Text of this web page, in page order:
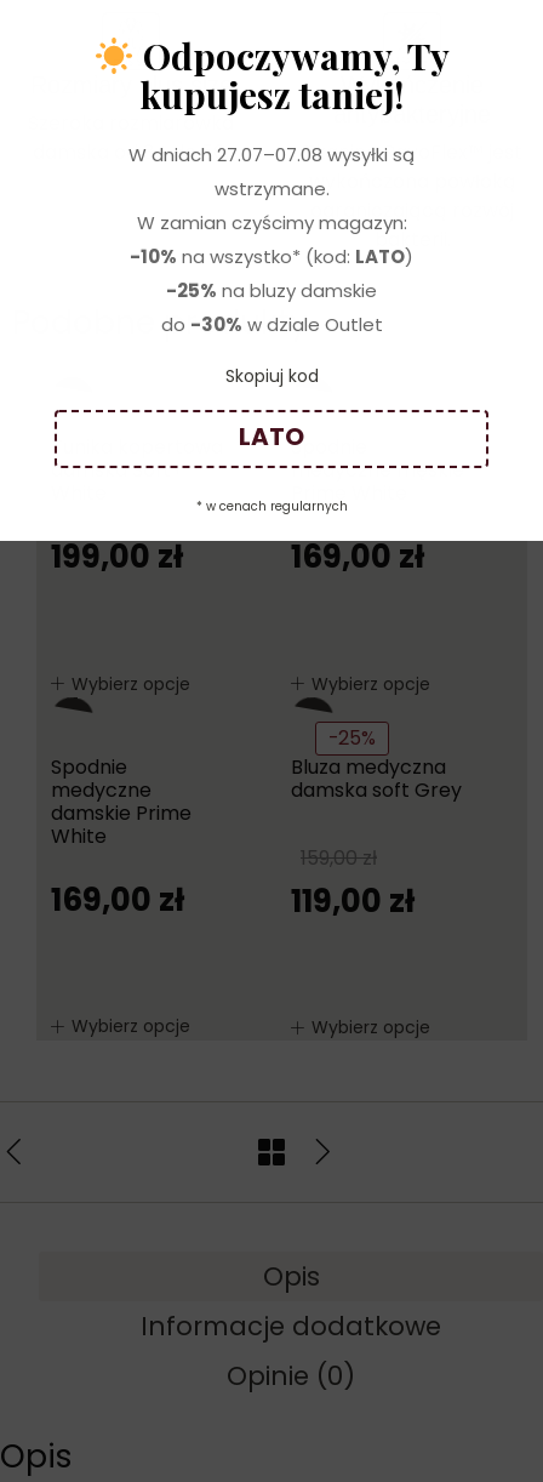
PLUS  SIZE
Rozmiary plus size
Szeroka rozmiarówka
damska od 34 do 56.
Wykończenie
antybakteryjne
Tkanina RayoFlex™ jest
wykończona powłoką
bakterii.
Podobne produkty
Tunika kopertowa
damska Soft+
199,00 zł
Wybierz opcje
Spodnie
medyczne męskie
169,00 zł
Wybierz opcje
Spodnie
medyczne
damskie Prime
White
169,00 zł
Wybierz opcje
-25%
Bluza medyczna
damska soft Grey
159,00zł
119,00 zł
Wybierz opcje
Opis
Informacje dodatkowe
Opinie (0)
Opis
Odpoczywamy, Ty
kupujesz taniej!
W dniach 27.07–07.08 wysyłki są
wstrzymane.
W zamian czyścimy magazyn:
-10% na wszystko* (kod: LATO)
-25% na bluzy damskie
do -30% w dziale Outlet
Skopiuj kod
LATO
* w cenach regularnych